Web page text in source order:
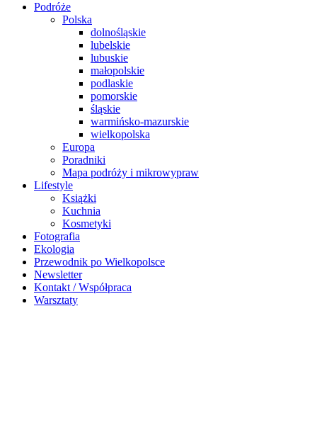
Podróże
Polska
dolnośląskie
lubelskie
lubuskie
małopolskie
podlaskie
pomorskie
śląskie
warmińsko-mazurskie
wielkopolska
Europa
Poradniki
Mapa podróży i mikrowypraw
Lifestyle
Książki
Kuchnia
Kosmetyki
Fotografia
Ekologia
Przewodnik po Wielkopolsce
Newsletter
Kontakt / Współpraca
Warsztaty